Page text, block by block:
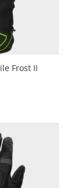
Frost II